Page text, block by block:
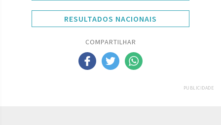
RESULTADOS NACIONAIS
COMPARTILHAR
PUBLICIDADE